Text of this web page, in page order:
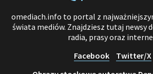
omediach.info to portal z
świata mediów. Znajdziesz tutaj newsy
radia, prasy oraz
Facebook
Twitter/X